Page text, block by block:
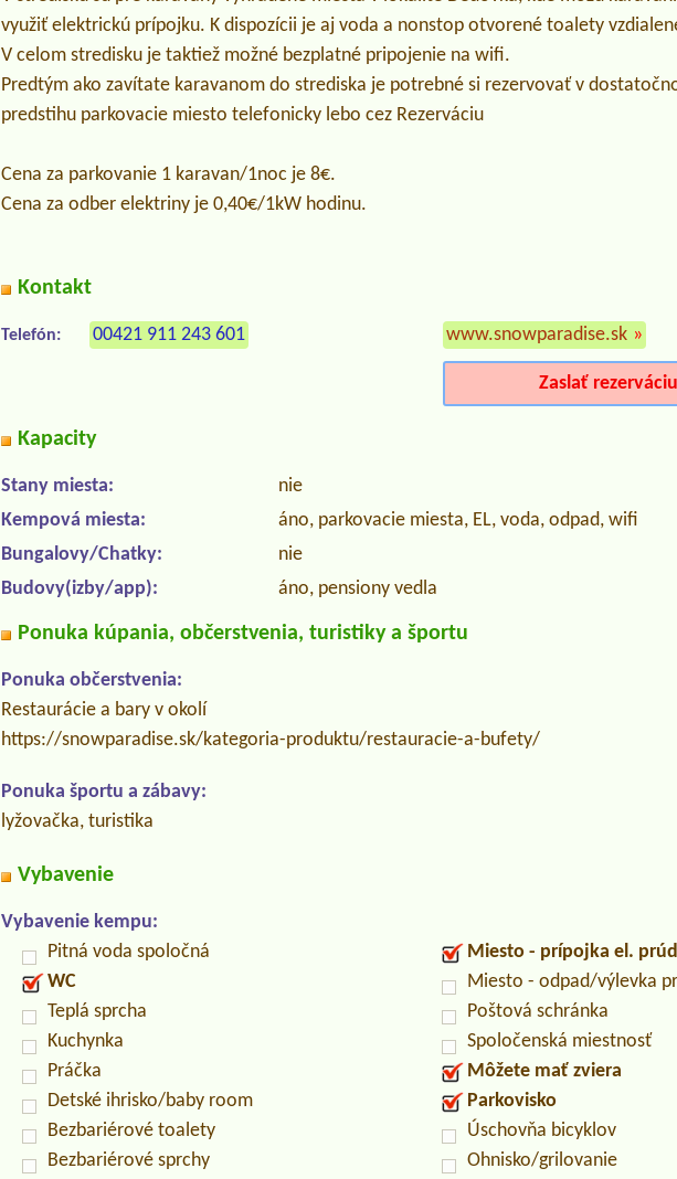
využiť elektrickú prípojku. K dispozícii je aj voda a nonstop otvorené toalety
V celom stredisku je taktiež možné bezplatné pripojenie na wifi.
Predtým ako zavítate karavanom do strediska je potrebné si rezervovať v
predstihu parkovacie miesto telefonicky lebo cez Rezerváciu
Cena za parkovanie 1 karavan/1noc je 8€.
Cena za odber elektriny je 0,40€/1kW hodinu.
Kontakt
Telefón: 00421 911 243 601 www.snowparadise.sk »
Zaslať
Kapacity
Stany miesta:
nie
Kempová miesta:
áno, parkovacie miesta, EL, voda, odpad, wifi
Bungalovy/Chatky:
nie
Budovy(izby/app):
áno, pensiony vedla
Ponuka kúpania, občerstvenia, turistiky a športu
Ponuka občerstvenia:
Restaurácie a bary v okolí
https://snowparadise.sk/kategoria-produktu/restauracie-a-bufety/
Ponuka športu a zábavy:
lyžovačka, turistika
Vybavenie
Vybavenie kempu:
Pitná voda spoločná
WC
Teplá sprcha
Kuchynka
Práčka
Detské ihrisko/baby room
Bezbariérové toalety
Bezbariérové sprchy
Miesto - prípojka el.
Miesto - odpad/výlevka
Poštová schránka
Spoločenská miestnosť
Môžete mať zviera
Parkovisko
Úschovňa bicyklov
Ohnisko/grilovanie